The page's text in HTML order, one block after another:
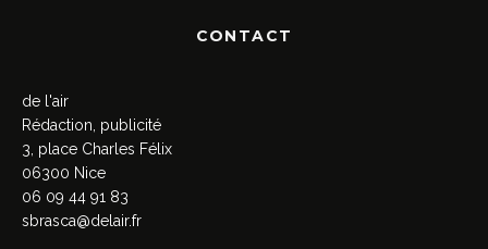
CONTACT
de l'air
Rédaction, publicité
3, place Charles Félix
06300 Nice
06 09 44 91 83
sbrasca@delair.fr